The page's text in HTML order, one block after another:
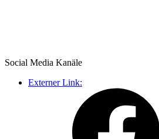
Social Media Kanäle
Externer Link: